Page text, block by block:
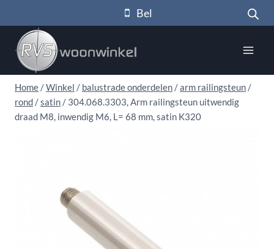
naar
inhoud
Bel
Home /Winkel / balustrade onderdelen /arm railingsteun /
rond /satin / 304.068.3303, Arm railingsteun uitwendig
draad M8, inwendig M6, L= 68 mm, satin K320